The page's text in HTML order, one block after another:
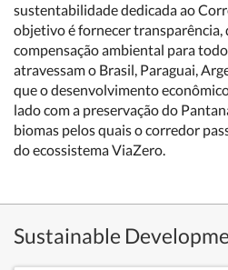
sustentabilidade dedicada ao
objetivo é fornecer transparência,
compensação ambiental para
atravessam o Brasil, Paraguai,
que o desenvolvimento
lado com a preservação do
biomas pelos quais o corredor
do ecossistema ViaZero.
Sustainable